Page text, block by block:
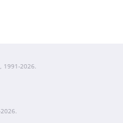
1991-2026.